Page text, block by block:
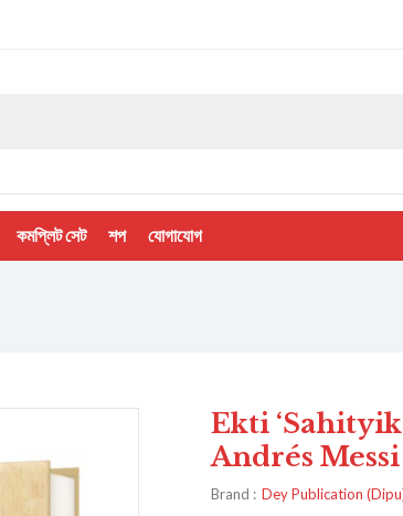
কমপ্লিট সেট শপ যোগাযোগ
Ekti
Andrés Messi
Brand : Dey Publication